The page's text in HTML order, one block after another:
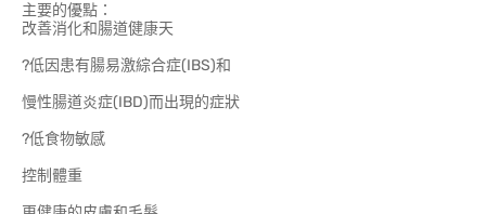
主要的優點：
改善消化和腸道健康天
?低因患有腸易激綜合症(IBS)和
慢性腸道炎症(IBD)而出現的症狀
?低食物敏感
控制體重